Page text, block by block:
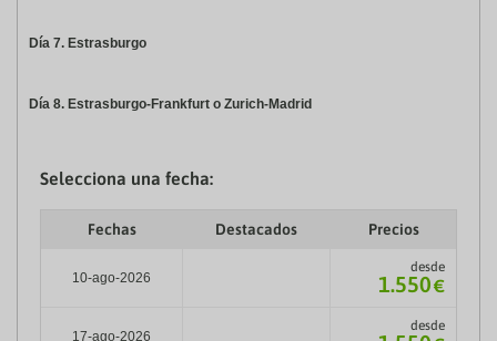
Día 7. Estrasburgo
Día 8. Estrasburgo-Frankfurt o Zurich-Madrid
Selecciona una fecha:
Fechas Destacados Precios
10-ago-2026
desde
1.550€
17-ago-2026
desde